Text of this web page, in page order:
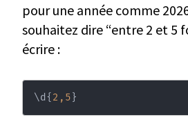
pour une année comme
souhaitez dire “entre 2 et 5
écrire :
\d { 2,5 }